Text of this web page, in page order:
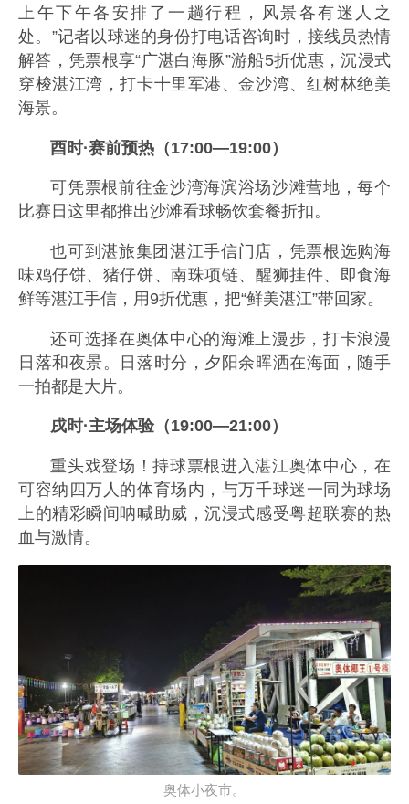
上午下午各安排了一趟行程，风景各有迷人之
处。”记者以球迷的身份打电话咨询时，接线员热情
解答，凭票根享“广湛白海豚”游船5折优惠，沉浸式
穿梭湛江湾，打卡十里军港、金沙湾、红树林绝美
海景。
酉时·赛前预热（17:00—19:00）
可凭票根前往金沙湾海滨浴场沙滩营地，每个
比赛日这里都推出沙滩看球畅饮套餐折扣。
也可到湛旅集团湛江手信门店，凭票根选购海
味鸡仔饼、猪仔饼、南珠项链、醒狮挂件、即食海
鲜等湛江手信，用9折优惠，把“鲜美湛江”带回家。
还可选择在奥体中心的海滩上漫步，打卡浪漫
日落和夜景。日落时分，夕阳余晖洒在海面，随手
一拍都是大片。
戌时·主场体验（19:00—21:00）
重头戏登场！持球票根进入湛江奥体中心，在
可容纳四万人的体育场内，与万千球迷一同为球场
上的精彩瞬间呐喊助威，沉浸式感受粤超联赛的热
血与激情。
奥体小夜市。